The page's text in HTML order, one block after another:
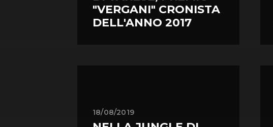
"VERGANI" CRONISTA
DELL'ANNO 2017
18/08/2019